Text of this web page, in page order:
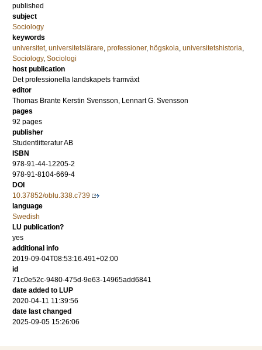
published
subject
Sociology
keywords
universitet, universitetslärare, professioner, högskola, universitetshistoria,
Sociology, Sociologi
host publication
Det professionella landskapets framväxt
editor
Thomas Brante Kerstin Svensson, Lennart G. Svensson
pages
92 pages
publisher
Studentlitteratur AB
ISBN
978-91-44-12205-2
978-91-8104-669-4
DOI
10.37852/oblu.338.c739
language
Swedish
LU publication?
yes
additional info
2019-09-04T08:53:16.491+02:00
id
71c0e52c-9480-475d-9e63-14965add6841
date added to LUP
2020-04-11 11:39:56
date last changed
2025-09-05 15:26:06